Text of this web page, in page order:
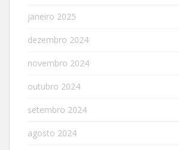
janeiro 2025
dezembro 2024
novembro 2024
outubro 2024
setembro 2024
agosto 2024